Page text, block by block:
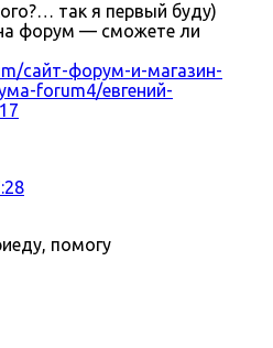
так я первый буду)
на форум — сможете ли
сайт-форум-и-магазин-
forum4/евгений-
помогу